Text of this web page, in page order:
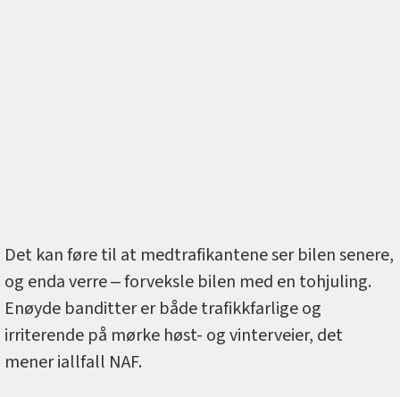
Det kan føre til at medtrafikantene ser bilen senere,
og enda verre ‒ forveksle bilen med en tohjuling.
Enøyde banditter er både trafikkfarlige og
irriterende på mørke høst- og vinterveier, det
mener iallfall NAF.